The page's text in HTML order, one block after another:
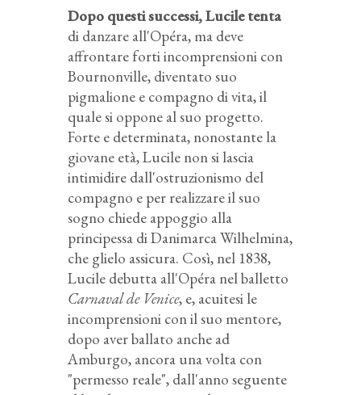
Dopo questi successi, Lucile tenta
di danzare all'Opéra, ma deve
affrontare forti incomprensioni con
Bournonville, diventato suo
pigmalione e compagno di vita, il
quale si oppone al suo progetto.
Forte e determinata, nonostante la
giovane età, Lucile non si lascia
intimidire dall'ostruzionismo del
compagno e per realizzare il suo
sogno chiede appoggio alla
principessa di Danimarca Wilhelmina,
che glielo assicura. Così, nel 1838,
Lucile debutta all'Opéra nel balletto
Carnaval de Venice, e, acuitesi le
incomprensioni con il suo mentore,
dopo aver ballato anche ad
Amburgo, ancora una volta con
"permesso reale", dall'anno seguente